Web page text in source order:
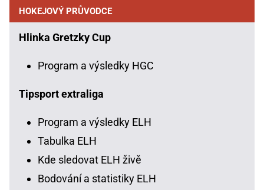
HOKEJOVÝ PRŮVODCE
Hlinka Gretzky Cup
Program a výsledky HGC
Tipsport extraliga
Program a výsledky ELH
Tabulka ELH
Kde sledovat ELH živě
Bodování a statistiky ELH